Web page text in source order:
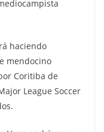
haciendo
mendocino
Coritiba de
League Soccer